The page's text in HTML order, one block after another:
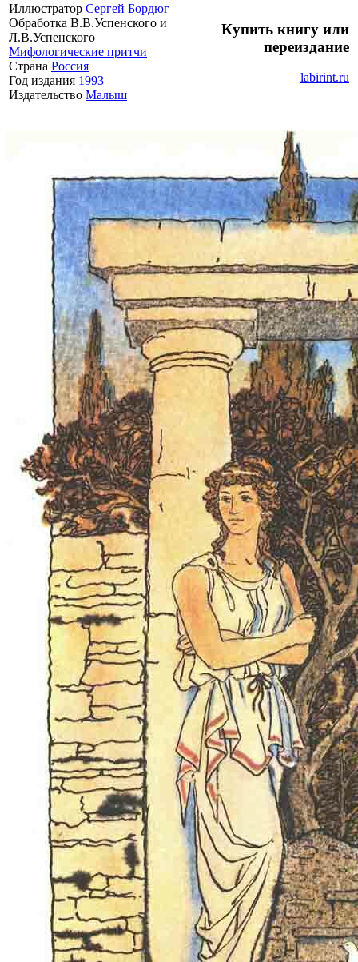
Иллюстратор Сергей Бордюг
Обработка В.В.Успенского и
Л.В.Успенского
Мифологические притчи
Страна Россия
Год издания 1993
Издательство Малыш
Купить книгу или
переиздание
labirint.ru